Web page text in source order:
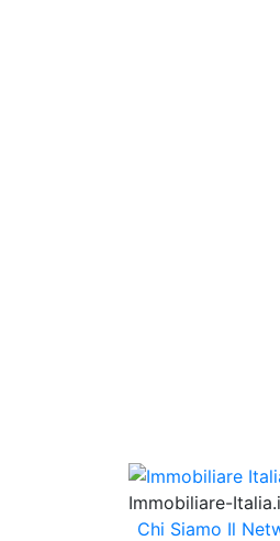
Immobiliare-
Chi Siamo Il